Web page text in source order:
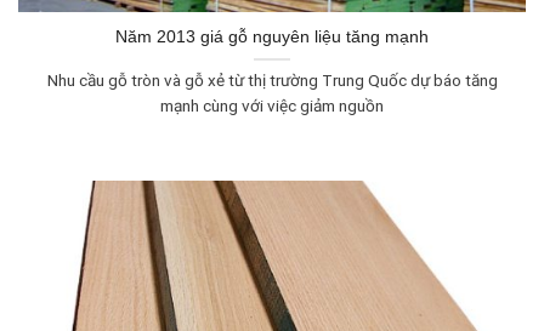
Năm 2013 giá gỗ nguyên liệu tăng mạnh
Nhu cầu gỗ tròn và gỗ xẻ từ thị trường Trung Quốc dự báo tăng
mạnh cùng với việc giảm nguồn